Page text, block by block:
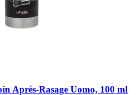
Après-​Rasage Uomo, 100 ml